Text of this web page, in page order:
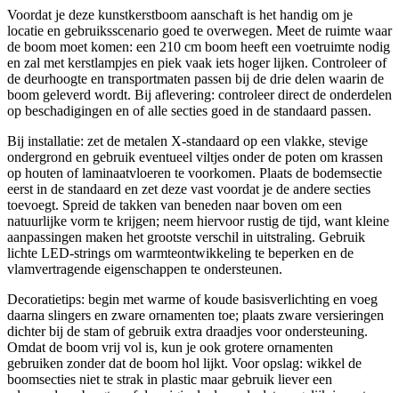
Voordat je deze kunstkerstboom aanschaft is het handig om je
locatie en gebruiksscenario goed te overwegen. Meet de ruimte waar
de boom moet komen: een 210 cm boom heeft een voetruimte nodig
en zal met kerstlampjes en piek vaak iets hoger lijken. Controleer of
de deurhoogte en transportmaten passen bij de drie delen waarin de
boom geleverd wordt. Bij aflevering: controleer direct de onderdelen
op beschadigingen en of alle secties goed in de standaard passen.
Bij installatie: zet de metalen X-standaard op een vlakke, stevige
ondergrond en gebruik eventueel viltjes onder de poten om krassen
op houten of laminaatvloeren te voorkomen. Plaats de bodemsectie
eerst in de standaard en zet deze vast voordat je de andere secties
toevoegt. Spreid de takken van beneden naar boven om een
natuurlijke vorm te krijgen; neem hiervoor rustig de tijd, want kleine
aanpassingen maken het grootste verschil in uitstraling. Gebruik
lichte LED-strings om warmteontwikkeling te beperken en de
vlamvertragende eigenschappen te ondersteunen.
Decoratietips: begin met warme of koude basisverlichting en voeg
daarna slingers en zware ornamenten toe; plaats zware versieringen
dichter bij de stam of gebruik extra draadjes voor ondersteuning.
Omdat de boom vrij vol is, kun je ook grotere ornamenten
gebruiken zonder dat de boom hol lijkt. Voor opslag: wikkel de
boomsecties niet te strak in plastic maar gebruik liever een